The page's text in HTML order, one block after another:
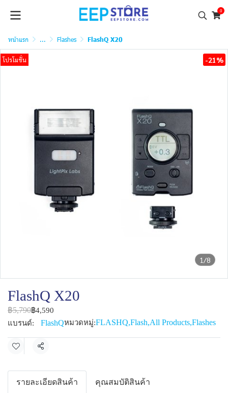
0
หน้าแรก ... Flashes FlashQ X20
1/8
โปรโมชั่น -21%
FlashQ X20
฿5,790฿4,590
แบรนด์:
FlashQหมวดหมู่:FLASHQ,Flash,All Products,Flashes
แชร์
รายละเอียดสินค้า คุณสมบัติสินค้า